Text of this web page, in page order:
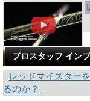
プロスタッフ イン
レッドマイスター
るのか？